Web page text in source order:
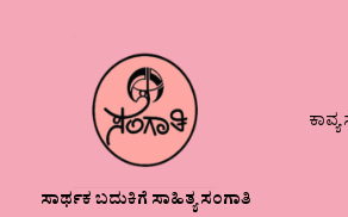
ಸಾರ್ಥಕ ಬದುಕಿಗೆ ಸಾಹಿತ್ಯ ಸಂಗಾತಿ